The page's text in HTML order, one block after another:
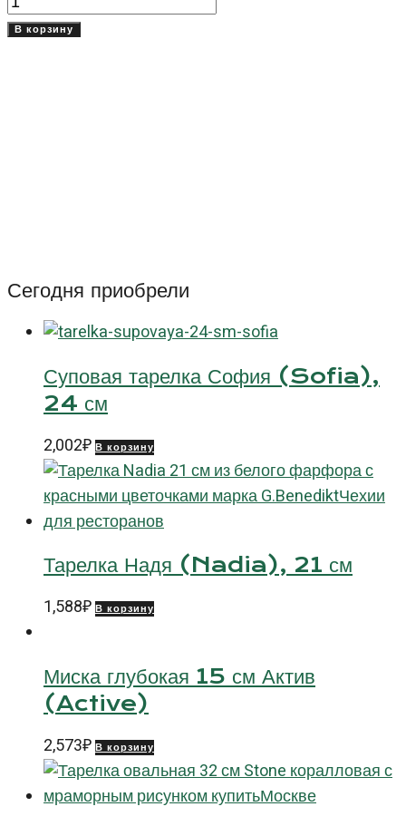
товара
В корзину
Сегодня приобрели
Суповая тарелка София (Sofia),
24 см
2,002₽ В корзину
Тарелка Надя (Nadia), 21 см
1,588₽ В корзину
Миска глубокая 15 см Актив
(Active)
2,573₽ В корзину